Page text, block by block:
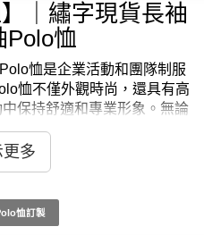
｜繡字現貨長袖
Polo恤
恤是企業活動和團隊制服
恤不僅外觀時尚，還具有高
保持舒適和專業形象。無論
加展會和商業活動，現貨長
品牌形象。香港iGift制服更
企業不同需求。作為企業制
iGift制服的現貨長袖Polo
穎而出。
更多
恤訂製